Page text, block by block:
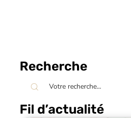
Recherche
Fil d’actualité